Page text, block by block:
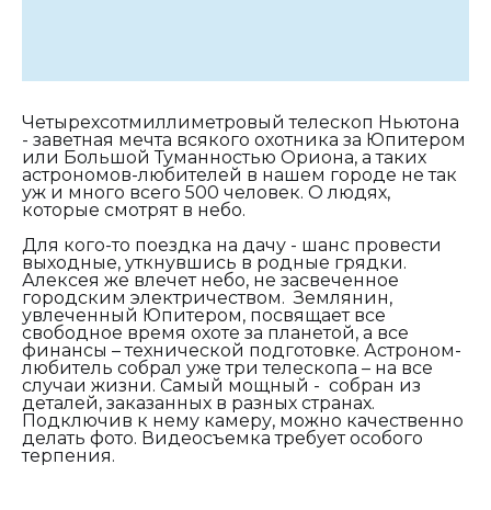
Четырехсотмиллиметровый телескоп Ньютона
- заветная мечта всякого охотника за Юпитером
или Большой Туманностью Ориона, а таких
астрономов-любителей в нашем городе не так
уж и много всего 500 человек. О людях,
которые смотрят в небо.
Для кого-то поездка на дачу - шанс провести
выходные, уткнувшись в родные грядки.
Алексея же влечет небо, не засвеченное
городским электричеством. Землянин,
увлеченный Юпитером, посвящает все
свободное время охоте за планетой, а все
финансы – технической подготовке. Астроном-
любитель собрал уже три телескопа – на все
случаи жизни. Самый мощный - собран из
деталей, заказанных в разных странах.
Подключив к нему камеру, можно качественно
делать фото. Видеосъемка требует особого
терпения.